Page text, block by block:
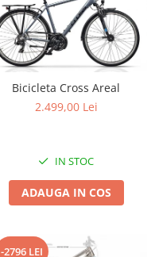
Bicicleta Cross Areal
2.499,00 Lei
IN STOC
ADAUGA IN COS
-2796 LEI